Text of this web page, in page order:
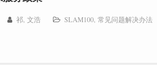
祁, 文浩 SLAM100, 常见问题解决办法